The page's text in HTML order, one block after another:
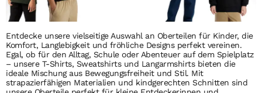
Entdecke unsere vielseitige Auswahl an Oberteilen für Kinder, die
Komfort, Langlebigkeit und fröhliche Designs perfekt vereinen.
Egal, ob für den Alltag, Schule oder Abenteuer auf dem Spielplatz
– unsere T-Shirts, Sweatshirts und Langarmshirts bieten die
ideale Mischung aus Bewegungsfreiheit und Stil. Mit
strapazierfähigen Materialien und kindgerechten Schnitten sind